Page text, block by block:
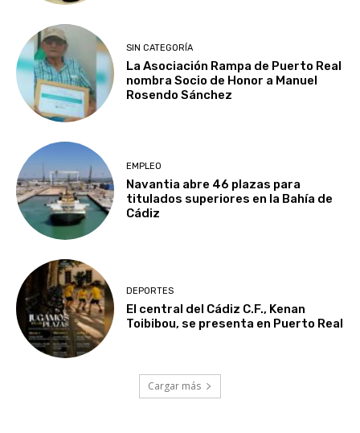
SIN CATEGORÍA
La Asociación Rampa de Puerto Real
nombra Socio de Honor a Manuel
Rosendo Sánchez
EMPLEO
Navantia abre 46 plazas para
titulados superiores en la Bahía de
Cádiz
DEPORTES
El central del Cádiz C.F., Kenan
Toibibou, se presenta en Puerto Real
Cargar más